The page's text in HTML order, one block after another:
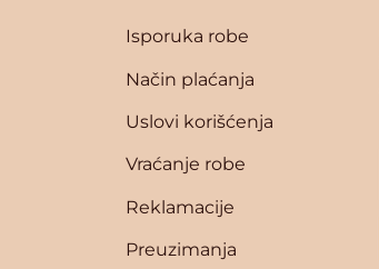
Isporuka robe
Način plaćanja
Uslovi korišćenja
Vraćanje robe
Reklamacije
Preuzimanja